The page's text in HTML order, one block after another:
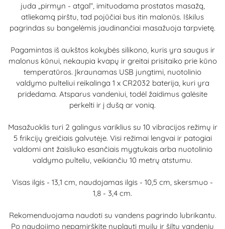
juda „pirmyn - atgal“, imituodama prostatos masažą,
atliekamą pirštu, tad pojūčiai bus itin malonūs. Iškilus
pagrindas su bangelėmis jaudinančiai masažuoja tarpvietę.
Pagamintas iš aukštos kokybės silikono, kuris yra saugus ir
malonus kūnui, nekaupia kvapų ir greitai prisitaiko prie kūno
temperatūros. Įkraunamas USB jungtimi, nuotolinio
valdymo pulteliui reikalinga 1 x CR2032 baterija, kuri yra
pridedama. Atsparus vandeniui, todėl žaidimus galėsite
perkelti ir į dušą ar vonią.
Masažuoklis turi 2 galingus variklius su 10 vibracijos režimų ir
5 frikcijų greičiais galvutėje. Visi režimai lengvai ir patogiai
valdomi ant žaisliuko esančiais mygtukais arba nuotolinio
valdymo pulteliu, veikiančiu 10 metrų atstumu.
Visas ilgis - 13,1 cm, naudojamas ilgis - 10,5 cm, skersmuo -
1,8 - 3,4 cm.
Rekomenduojama naudoti su vandens pagrindo lubrikantu.
Po naudojimo nepamirškite nuplauti muilu ir šiltu vandeniu